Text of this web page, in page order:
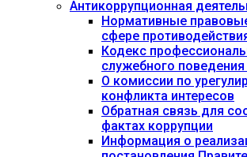
Антикоррупционная
Нормативные
сфере
Кодекс
служебного
О комиссии по
конфликта интересов
Обратная связь для
фактах коррупции
Информация о